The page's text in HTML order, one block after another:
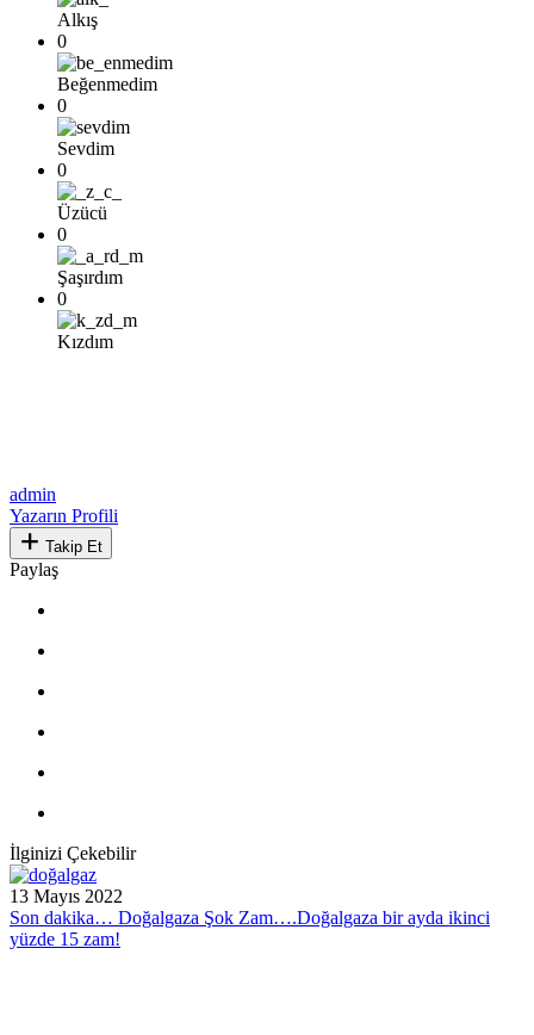
Alkış
0
Beğenmedim
0
Sevdim
0
Üzücü
0
Şaşırdım
0
Kızdım
admin
Yazarın Profili
Takip Et
Paylaş
İlginizi Çekebilir
13 Mayıs 2022
Son dakika… Doğalgaza Şok Zam….Doğalgaza bir ayda ikinci
yüzde 15 zam!